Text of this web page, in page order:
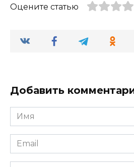
Оцените статью
Добавить
Имя
Email